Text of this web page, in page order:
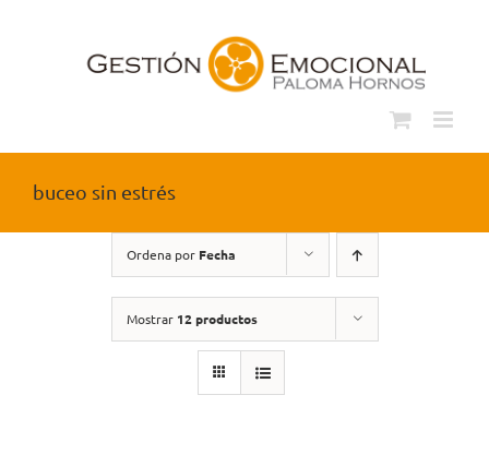
buceo sin estrés
Ordena por Fecha
Mostrar 12 productos